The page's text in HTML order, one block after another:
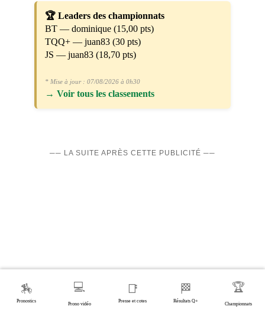
🏆 Leaders des championnats
BT — dominique (15,00 pts)
TQQ+ — juan83 (30 pts)
JS — juan83 (18,70 pts)
* Mise à jour : 07/08/2026 à 0h30
→ Voir tous les classements
── LA SUITE APRÈS CETTE PUBLICITÉ ──
🏇
Pronostics
💻
Prono vidéo
📑
Presse et cotes
🏁
Résultats Q+
🏆
Championnats